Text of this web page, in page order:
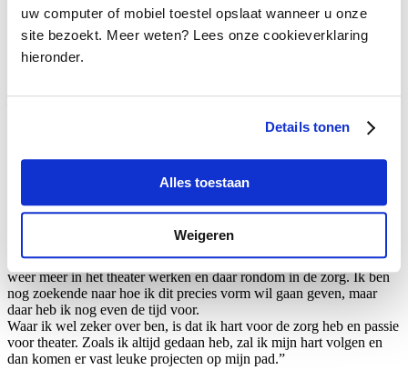
uw computer of mobiel toestel opslaat wanneer u onze
site bezoekt. Meer weten? Lees onze cookieverklaring
hieronder.
Details tonen
Alles toestaan
Weigeren
werken op Covid afdelingen. Toen ik uiteindelijk een verlenging
aangeboden kreeg van Les Misérables , heb ik besloten deze niet te
tekenen. Ik realiseerde me dat ik mij meer thuis voel in Nederland
Misérables.
Omdat ik, mede door Corona, toch op zoek was naar zekerheid, heb
gaan volgen. Ik werk nu in de GGZ in opleiding tot
verpleegkundige, en daarnaast geef ik zangles en werk ik in de
Hoe zie je je toekomst voor je?
“Hopelijk rond ik eind dit jaar mijn studie af. Ik zou het geweldig
vinden om daarna weer te gaan auditeren voor shows. Ik zou graag
weer meer in het theater werken en daar rondom in de zorg. Ik ben
nog zoekende naar hoe ik dit precies vorm wil gaan geven, maar
daar heb ik nog even de tijd voor.
Waar ik wel zeker over ben, is dat ik hart voor de zorg heb en passie
voor theater. Zoals ik altijd gedaan heb, zal ik mijn hart volgen en
dan komen er vast leuke projecten op mijn pad.”